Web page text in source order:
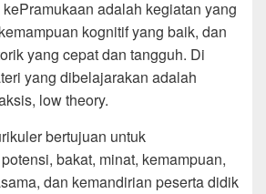
adalah kegiatan yang
kognitif yang baik, dan
yang cepat dan tangguh. Di
yang dibelajarakan adalah
low theory.
bertujuan untuk
bakat, minat, kemampuan,
dan kemandirian peserta didik